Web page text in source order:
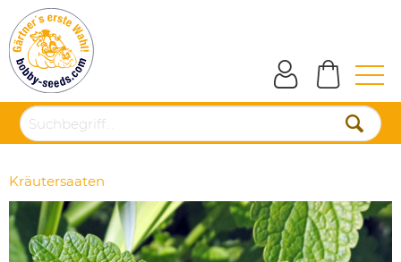
Kräutersaaten